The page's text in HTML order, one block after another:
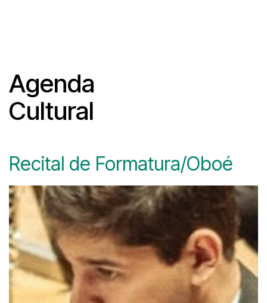
Agenda
Cultural
Recital de Formatura/Oboé